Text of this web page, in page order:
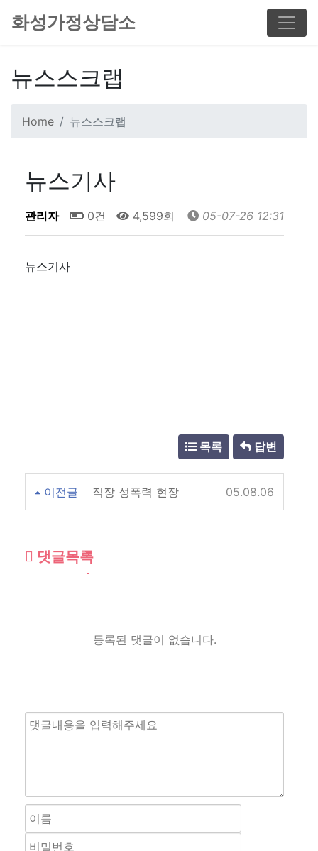
화성가정상담소
뉴스스크랩
Home 뉴스스크랩
뉴스기사
관리자 0건 4,599회 05-07-26 12:31
뉴스기사
목록 답변
이전글 직장 성폭력 현장 05.08.06
댓글목록
등록된 댓글이 없습니다.